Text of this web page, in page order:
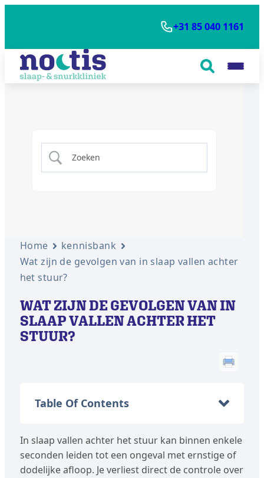
+31 85 040 1161
Home
kennisbank
Wat zijn de gevolgen van in slaap vallen achter
het stuur?
WAT ZIJN DE GEVOLGEN VAN IN
SLAAP VALLEN ACHTER HET
STUUR?
Table Of Contents
In slaap vallen achter het stuur kan binnen enkele
seconden leiden tot een ongeval met ernstige of
dodelijke afloop. Je verliest direct de controle over